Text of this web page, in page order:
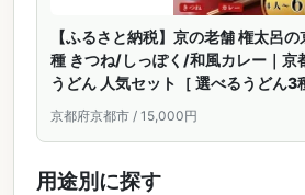
【ふるさと納税】京の老舗 権太呂
種 きつね/しっぽく/和風カレー｜京
うどん 人気セット［ 選べるうどん3
布使用 自家製麺 コシ グルメ おすす
ト 贈答 お取り寄せ 通販 送料無料 ］
京都府京都市 / 15,000円
用途別に探す